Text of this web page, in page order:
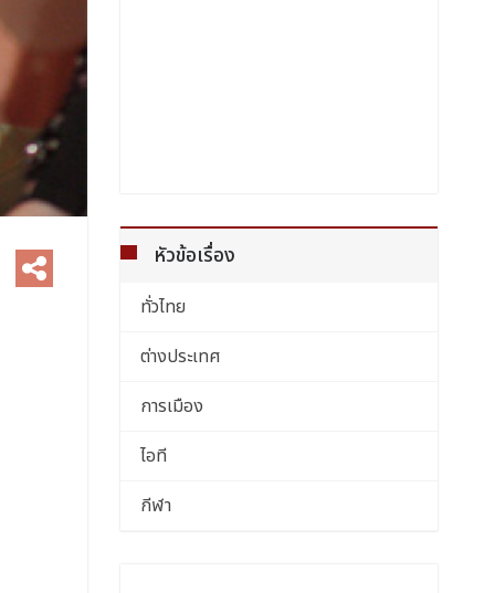
หัวข้อเรื่อง
ทั่วไทย
ต่างประเทศ
การเมือง
ไอที
กีฬา